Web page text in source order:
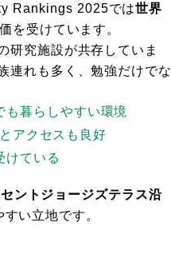
Rankings 2025では世界
を受けています。
研究施設が共存していま
連れも多く、勉強だけでな
も暮らしやすい環境
とアクセスも良好
けている
ントジョージズテラス沿
い立地です。